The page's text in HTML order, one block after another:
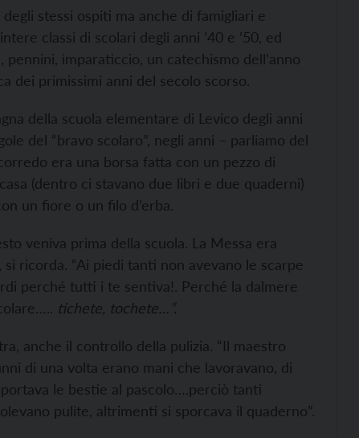
stessi ospiti ma anche di famigliari e
classi di scolari degli anni ’40 e ’50, ed
imparaticcio, un catechismo dell’anno
dei primissimi anni del secolo scorso.
della scuola elementare di Levico degli anni
del “bravo scolaro”, negli anni – parliamo del
era una borsa fatta con un pezzo di
(dentro ci stavano due libri e due quaderni)
un fiore o un filo d’erba.
veniva prima della scuola. La Messa era
ricorda. “Ai piedi tanti non avevano le scarpe
perché tutti i te sentiva!. Perché la dalmere
tichete, tochete…”.
anche il controllo della pulizia. “Il maestro
di una volta erano mani che lavoravano, di
le bestie al pascolo….perciò tanti
pulite, altrimenti si sporcava il quaderno”.